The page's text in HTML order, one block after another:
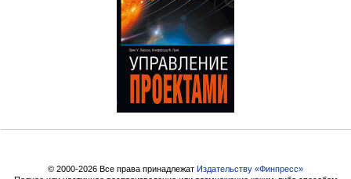
© 2000-2026 Все права принадлежат Издательству «Финпресс»